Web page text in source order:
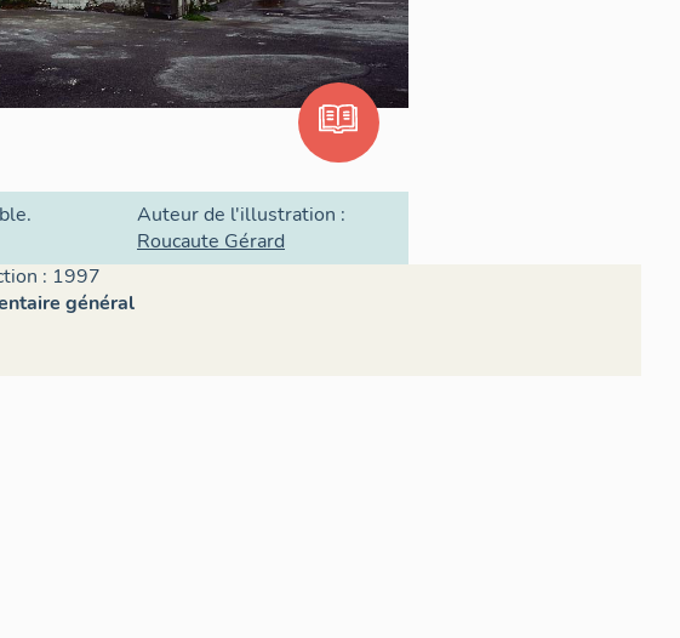
Auteur de l'illustration :
Roucaute Gérard
: 1997
général